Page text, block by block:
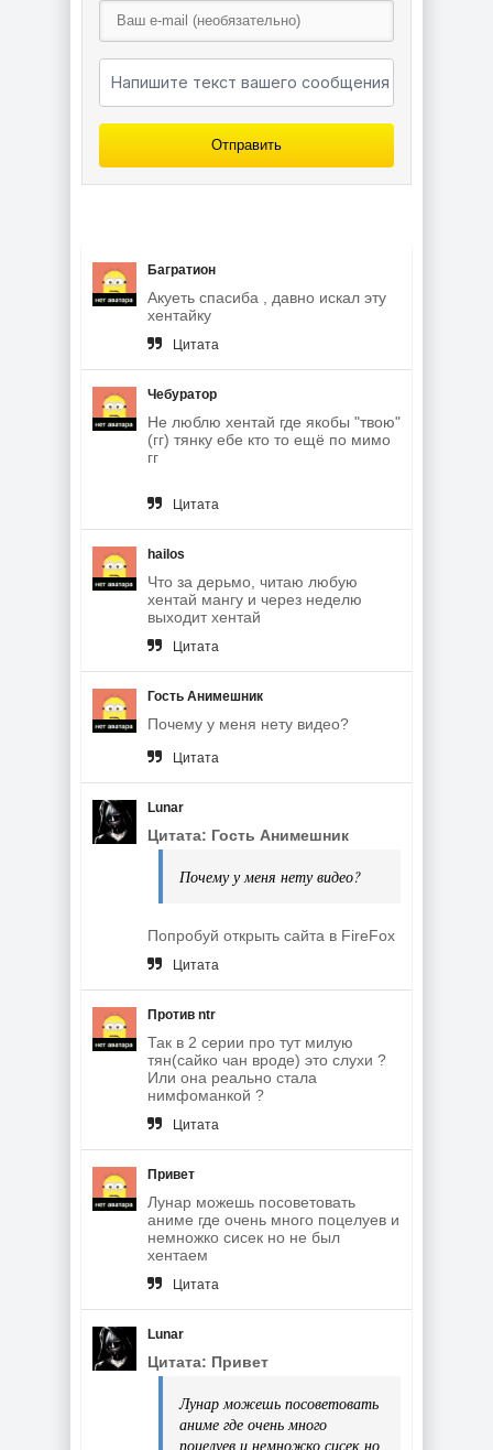
Отправить
Багратион
Акуеть спасиба , давно искал эту
хентайку
Цитата
Чебуратор
Не люблю хентай где якобы "твою"
(гг) тянку ебе кто то ещё по мимо
гг
Цитата
hailos
Что за дерьмо, читаю любую
хентай мангу и через неделю
выходит хентай
Цитата
Гость Анимешник
Почему у меня нету видео?
Цитата
Lunar
Цитата: Гость Анимешник
Почему у меня нету видео?
Попробуй открыть сайта в FireFox
Цитата
Против ntr
Так в 2 серии про тут милую
тян(сайко чан вроде) это слухи ?
Или она реально стала
нимфоманкой ?
Цитата
Привет
Лунар можешь посоветовать
аниме где очень много поцелуев и
немножко сисек но не был
хентаем
Цитата
Lunar
Цитата: Привет
Лунар можешь посоветовать
аниме где очень много
поцелуев и немножко сисек но